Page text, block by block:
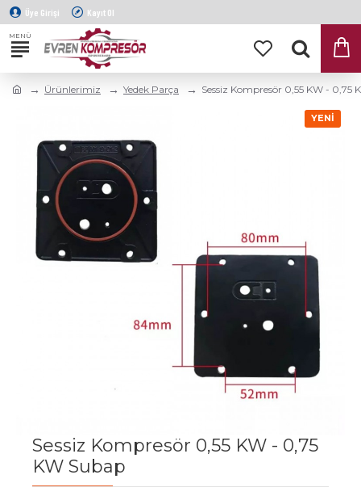
Üye Girişi Kayıt Ol
Ürünlerimiz Yedek Parça Sessiz Kompresör 0,55 KW - 0,75
YENI
Sessiz Kompresör 0,55 KW - 0,75
KW Subap